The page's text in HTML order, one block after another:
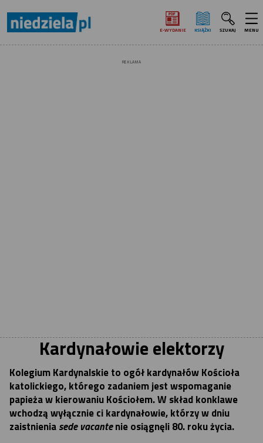
E‑WYDANIE KSIĄŻKI SZUKAJ MENU
REKLAMA
Kardynałowie elektorzy
Kolegium Kardynalskie to ogół kardynałów Kościoła
katolickiego, którego zadaniem jest wspomaganie
papieża w kierowaniu Kościołem. W skład konklawe
wchodzą wyłącznie ci kardynałowie, którzy w dniu
zaistnieniasede vacantenie osiągnęli 80. roku życia.